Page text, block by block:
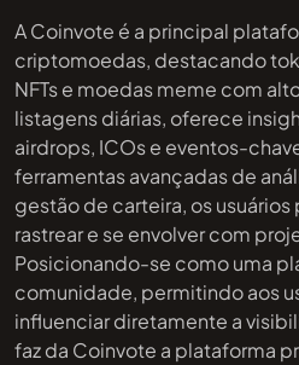
A Coinvote é a principal
criptomoedas, destacando
NFTs e moedas meme com
listagens diárias, oferece
airdrops, ICOs e eventos-
ferramentas avançadas de
gestão de carteira, os
rastrear e se envolver com
Posicionando-se como uma
comunidade, permitindo aos
influenciar diretamente a
faz da Coinvote a plataforma